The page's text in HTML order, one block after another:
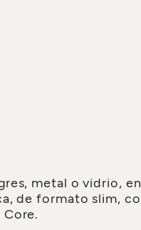
metal o vidrio,
de formato slim,